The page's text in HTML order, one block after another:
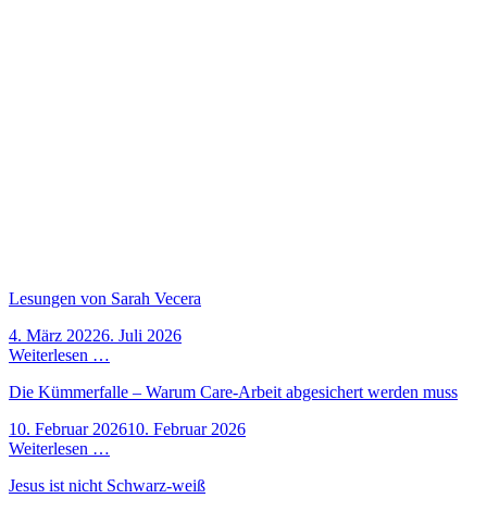
Lesungen von Sarah Vecera
4. März 20226. Juli 2026
Weiterlesen …
Die Kümmerfalle – Warum Care-Arbeit abgesichert werden muss
10. Februar 202610. Februar 2026
Weiterlesen …
Jesus ist nicht Schwarz-weiß